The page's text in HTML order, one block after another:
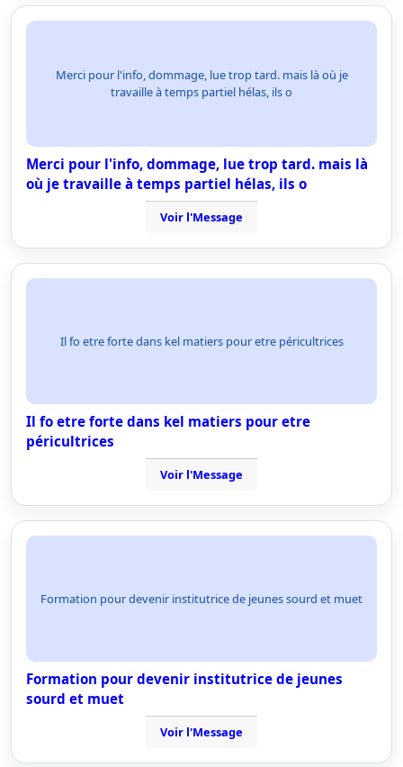
Merci pour l'info, dommage, lue trop tard. mais là où je
travaille à temps partiel hélas, ils o
Merci pour l'info, dommage, lue trop tard. mais là
où je travaille à temps partiel hélas, ils o
Voir l'Message
Il fo etre forte dans kel matiers pour etre péricultrices
Il fo etre forte dans kel matiers pour etre
péricultrices
Voir l'Message
Formation pour devenir institutrice de jeunes sourd et muet
Formation pour devenir institutrice de jeunes
sourd et muet
Voir l'Message